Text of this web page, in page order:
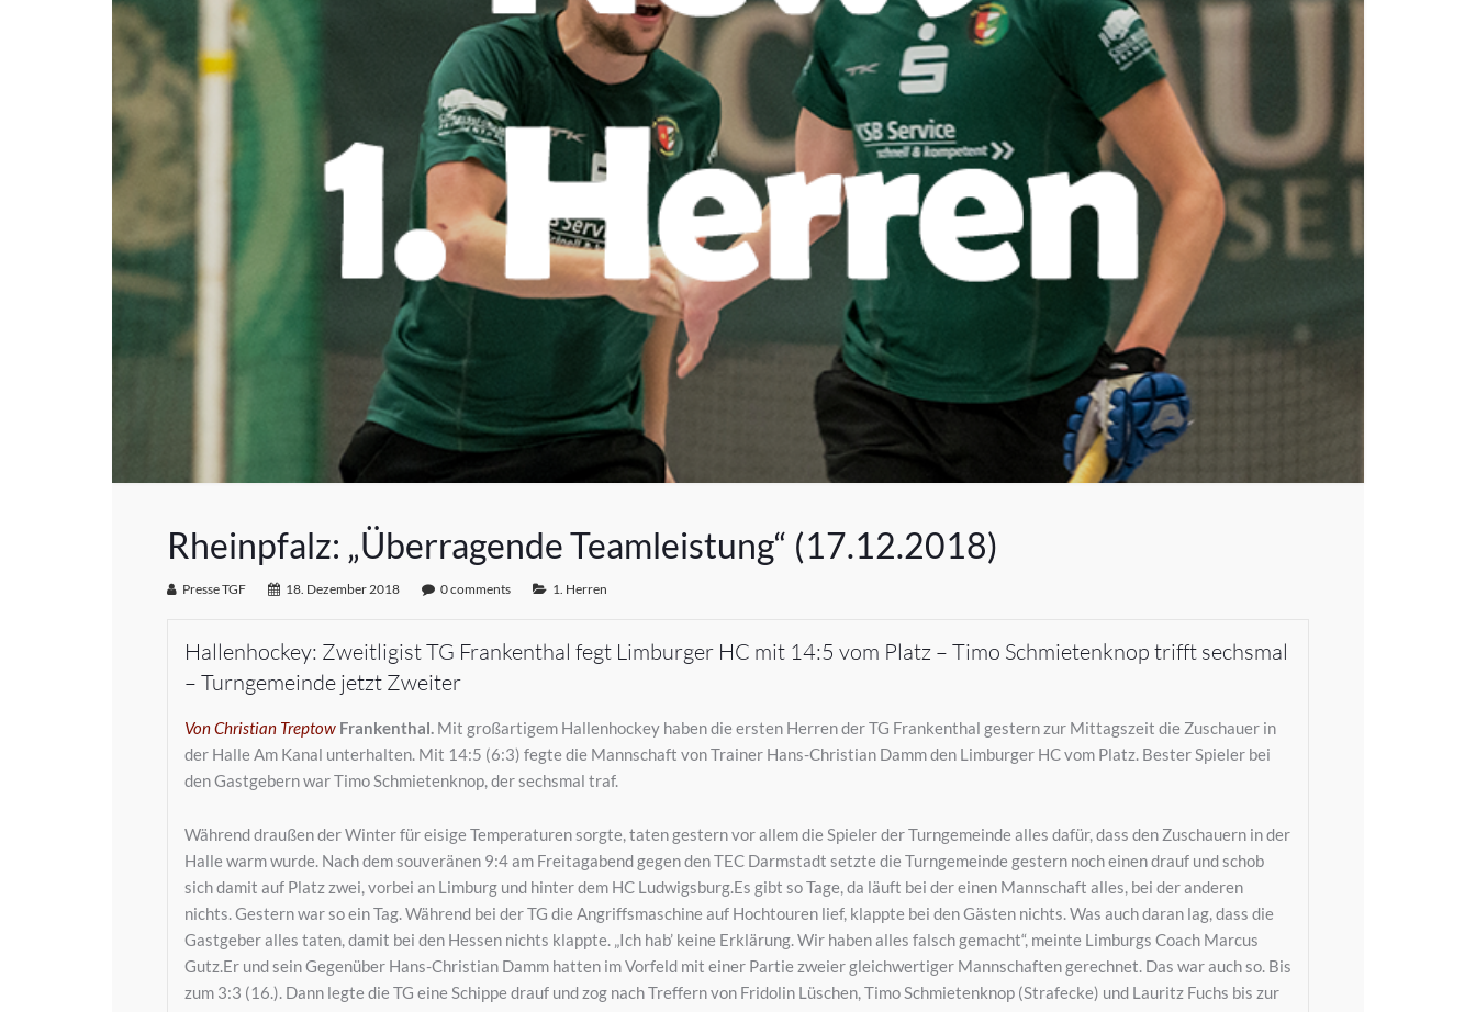
Rheinpfalz: „Überragende Teamleistung“ (17.12.2018)
Presse TGF 18. Dezember 2018 0 comments 1. Herren
Hallenhockey: Zweitligist TG Frankenthal fegt Limburger HC mit 14:5 vom Platz – Timo Schmietenknop trifft sechsmal
– Turngemeinde jetzt Zweiter
Von Christian Treptow Frankenthal. Mit großartigem Hallenhockey haben die ersten Herren der TG Frankenthal gestern zur Mittagszeit die Zuschauer in
der Halle Am Kanal unterhalten. Mit 14:5 (6:3) fegte die Mannschaft von Trainer Hans-Christian Damm den Limburger HC vom Platz. Bester Spieler bei
den Gastgebern war Timo Schmietenknop, der sechsmal traf.
Während draußen der Winter für eisige Temperaturen sorgte, taten gestern vor allem die Spieler der Turngemeinde alles dafür, dass den Zuschauern in der
Halle warm wurde. Nach dem souveränen 9:4 am Freitagabend gegen den TEC Darmstadt setzte die Turngemeinde gestern noch einen drauf und schob
sich damit auf Platz zwei, vorbei an Limburg und hinter dem HC Ludwigsburg.Es gibt so Tage, da läuft bei der einen Mannschaft alles, bei der anderen
nichts. Gestern war so ein Tag. Während bei der TG die Angriffsmaschine auf Hochtouren lief, klappte bei den Gästen nichts. Was auch daran lag, dass die
Gastgeber alles taten, damit bei den Hessen nichts klappte. „Ich hab’ keine Erklärung. Wir haben alles falsch gemacht“, meinte Limburgs Coach Marcus
Gutz.Er und sein Gegenüber Hans-Christian Damm hatten im Vorfeld mit einer Partie zweier gleichwertiger Mannschaften gerechnet. Das war auch so. Bis
zum 3:3 (16.). Dann legte die TG eine Schippe drauf und zog nach Treffern von Fridolin Lüschen, Timo Schmietenknop (Strafecke) und Lauritz Fuchs bis zur